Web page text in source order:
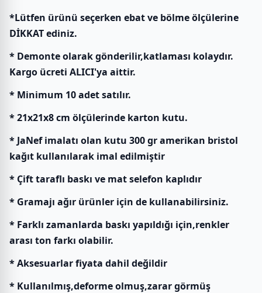
*Lütfen ürünü seçerken ebat ve bölme ölçülerine
DİKKAT ediniz.
* Demonte olarak gönderilir,katlaması kolaydır.
Kargo ücreti ALICI'ya aittir.
* Minimum 10 adet satılır.
* 21x21x8 cm ölçülerinde karton kutu.
* JaNef imalatı olan kutu 300 gr amerikan bristol
kağıt kullanılarak imal edilmiştir
* Çift taraflı baskı ve mat selefon kaplıdır
* Gramajı ağır ürünler için de kullanabilirsiniz.
* Farklı zamanlarda baskı yapıldığı için,renkler
arası ton farkı olabilir.
* Aksesuarlar fiyata dahil değildir
* Kullanılmış,deforme olmuş,zarar görmüş